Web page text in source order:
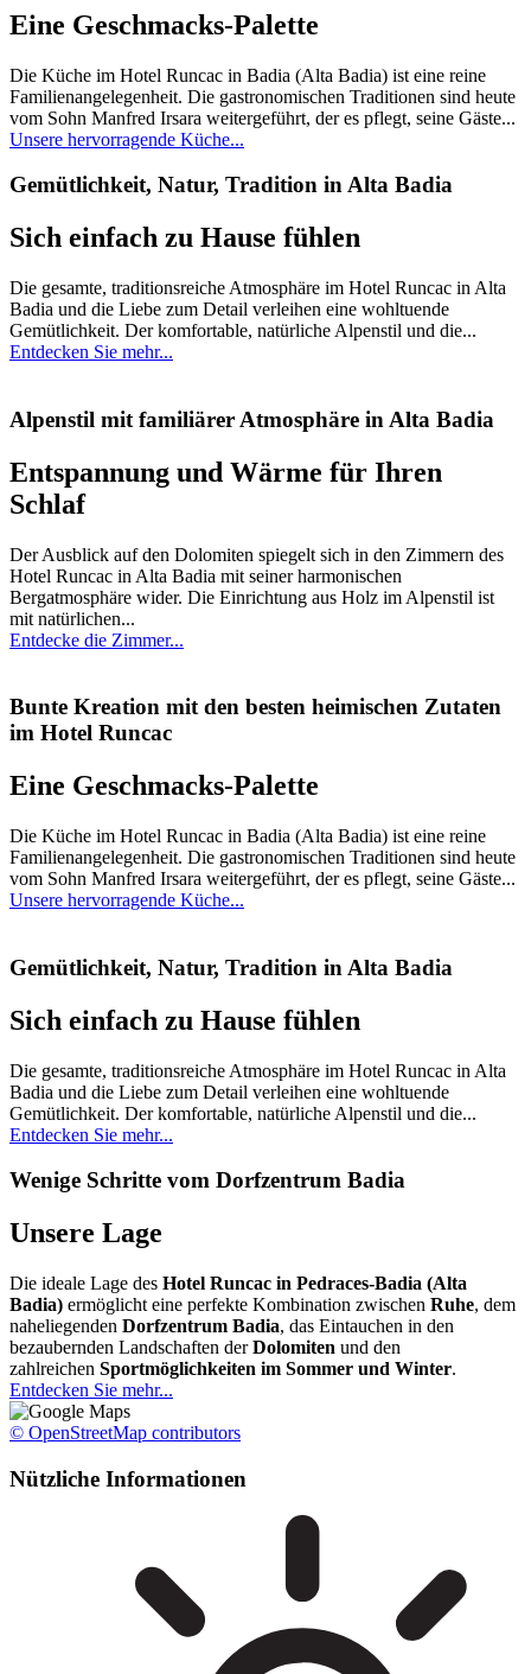
Eine Geschmacks-Palette
Die Küche im Hotel Runcac in Badia (Alta Badia) ist eine reine
Familienangelegenheit. Die gastronomischen Traditionen sind heute
vom Sohn Manfred Irsara weitergeführt, der es pflegt, seine Gäste...
Unsere hervorragende Küche...
Gemütlichkeit, Natur, Tradition in Alta Badia
Sich einfach zu Hause fühlen
Die gesamte, traditionsreiche Atmosphäre im Hotel Runcac in Alta
Badia und die Liebe zum Detail verleihen eine wohltuende
Gemütlichkeit. Der komfortable, natürliche Alpenstil und die...
Entdecken Sie mehr...
Alpenstil mit familiärer Atmosphäre in Alta Badia
Entspannung und Wärme für Ihren
Schlaf
Der Ausblick auf den Dolomiten spiegelt sich in den Zimmern des
Hotel Runcac in Alta Badia mit seiner harmonischen
Bergatmosphäre wider. Die Einrichtung aus Holz im Alpenstil ist
mit natürlichen...
Entdecke die Zimmer...
Bunte Kreation mit den besten heimischen Zutaten
im Hotel Runcac
Eine Geschmacks-Palette
Die Küche im Hotel Runcac in Badia (Alta Badia) ist eine reine
Familienangelegenheit. Die gastronomischen Traditionen sind heute
vom Sohn Manfred Irsara weitergeführt, der es pflegt, seine Gäste...
Unsere hervorragende Küche...
Gemütlichkeit, Natur, Tradition in Alta Badia
Sich einfach zu Hause fühlen
Die gesamte, traditionsreiche Atmosphäre im Hotel Runcac in Alta
Badia und die Liebe zum Detail verleihen eine wohltuende
Gemütlichkeit. Der komfortable, natürliche Alpenstil und die...
Entdecken Sie mehr...
Wenige Schritte vom Dorfzentrum Badia
Unsere Lage
Die ideale Lage des Hotel Runcac in Pedraces-Badia (Alta
Badia) ermöglicht eine perfekte Kombination zwischen Ruhe, dem
naheliegenden Dorfzentrum Badia, das Eintauchen in den
bezaubernden Landschaften derDolomiten und den
zahlreichen Sportmöglichkeiten im Sommer und Winter.
Entdecken Sie mehr...
© OpenStreetMap contributors
Nützliche Informationen